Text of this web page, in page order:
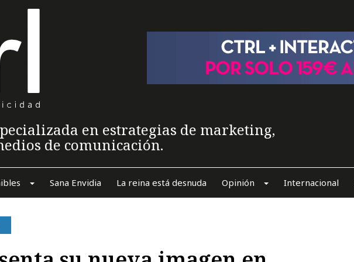
en estrategias de marketing,
de comunicación.
Sana Envidia La reina está desnuda Opinión Internacional